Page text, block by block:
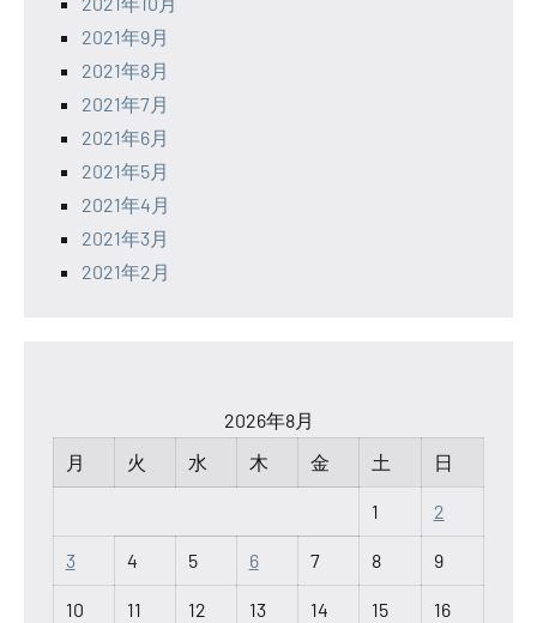
2021年9月
2021年8月
2021年7月
2021年6月
2021年5月
2021年4月
2021年3月
2021年2月
2026年8月
月
火 水 木 金 土 日
1 2
3 4 5 6 7 8 9
10 11 12 13 14 15 16